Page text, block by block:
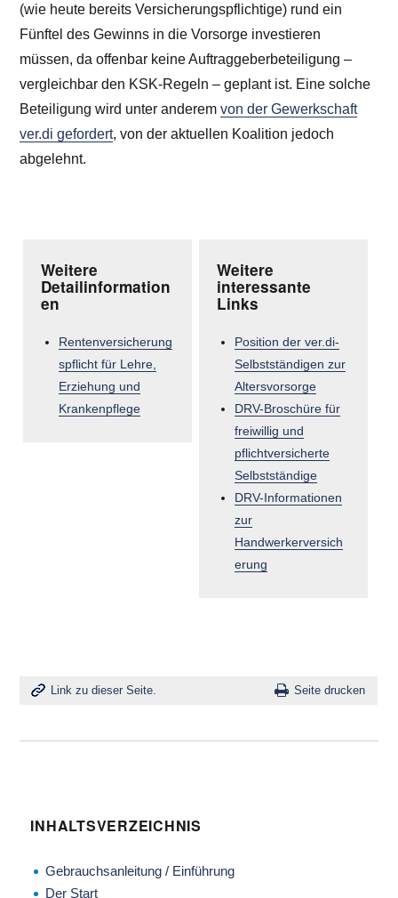
(wie heute bereits Versicherungspflichtige) rund ein
Fünftel des Gewinns in die Vorsorge investieren
müssen, da offenbar keine Auftraggeberbeteiligung –
vergleichbar den KSK-Regeln – geplant ist. Eine solche
Beteiligung wird unter anderemvon der Gewerkschaft
ver.di gefordert, von der aktuellen Koalition jedoch
abgelehnt.
Weitere
Detailinformation
en
Rentenversicherung
spflicht für Lehre,
Erziehung und
Krankenpflege
Weitere
interessante
Links
Position der ver.di-
Selbstständigen zur
Altersvorsorge
DRV-Broschüre für
freiwillig und
pflichtversicherte
Selbstständige
DRV-Informationen
zur
Handwerkerversich
erung
Link zu dieser Seite. Seite drucken
INHALTSVERZEICHNIS
Gebrauchsanleitung / Einführung
Der Start